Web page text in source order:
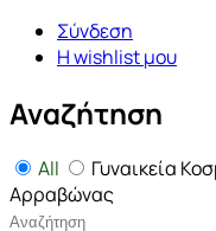
Σύνδεση
Η wishlist μου
Αναζήτηση
All Γυναικεία
Αρραβώνας